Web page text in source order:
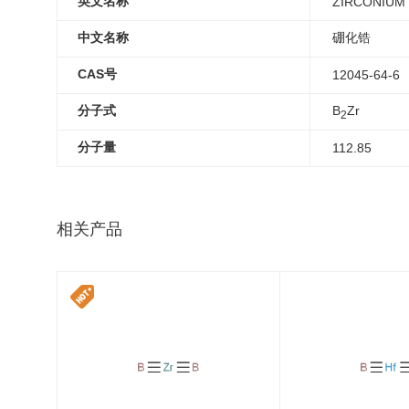
中文名称 硼化锆
CAS号 12045-64-6
分子式 B2Zr
分子量 112.85
相关产品